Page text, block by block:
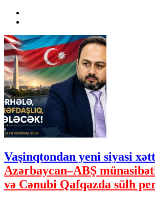
Vaşinqtondan yeni siyasi
Azərbaycan–ABŞ
və Cənubi Qafqazda sülh